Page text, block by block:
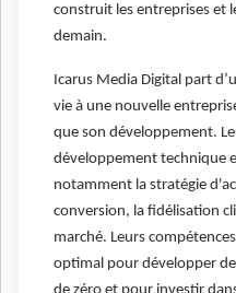
construit les entreprises et
demain.
Icarus Media Digital part
vie à une nouvelle
que son développement.
développement technique
notamment la stratégie
conversion, la fidélisation
marché. Leurs
optimal pour développer